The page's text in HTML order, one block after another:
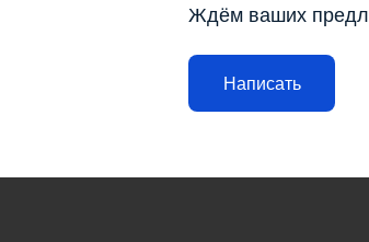
Ждём ваших
Написать